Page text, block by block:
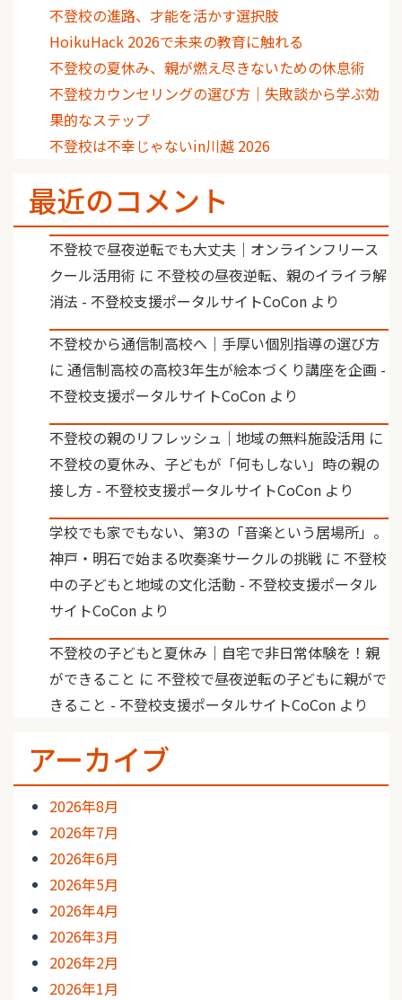
不登校の進路、才能を活かす選択肢
HoikuHack 2026で未来の教育に触れる
不登校の夏休み、親が燃え尽きないための休息術
不登校カウンセリングの選び方｜失敗談から学ぶ効
果的なステップ
不登校は不幸じゃないin川越 2026
最近のコメント
不登校で昼夜逆転でも大丈夫｜オンラインフリース
クール活用術 に 不登校の昼夜逆転、親のイライラ解
消法 - 不登校支援ポータルサイトCoCon より
不登校から通信制高校へ｜手厚い個別指導の選び方
に 通信制高校の高校3年生が絵本づくり講座を企画 -
不登校支援ポータルサイトCoCon より
不登校の親のリフレッシュ｜地域の無料施設活用 に
不登校の夏休み、子どもが「何もしない」時の親の
接し方 - 不登校支援ポータルサイトCoCon より
学校でも家でもない、第3の「音楽という居場所」。
神戸・明石で始まる吹奏楽サークルの挑戦 に 不登校
中の子どもと地域の文化活動 - 不登校支援ポータル
サイトCoCon より
不登校の子どもと夏休み｜自宅で非日常体験を！親
ができること に 不登校で昼夜逆転の子どもに親がで
きること - 不登校支援ポータルサイトCoCon より
アーカイブ
2026年8月
2026年7月
2026年6月
2026年5月
2026年4月
2026年3月
2026年2月
2026年1月